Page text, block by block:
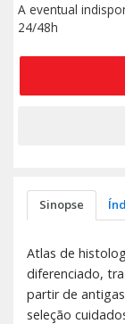
A eventual
24/48h
Sinopse
Atlas de
diferenciado,
partir de
seleção